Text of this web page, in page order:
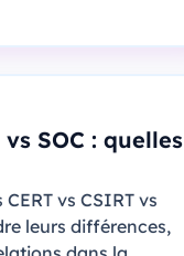
vs SOC : quelles
vs CSIRT vs
leurs différences,